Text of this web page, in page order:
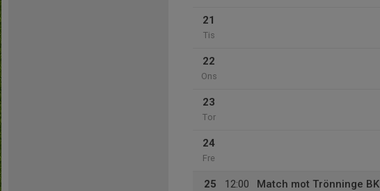
21
Tis
22
Ons
23
Tor
24
Fre
25
12:00
Match mot Trönninge BK